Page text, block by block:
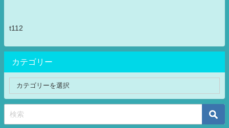
t112
カテゴリー